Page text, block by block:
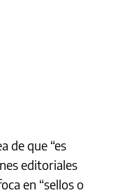
de que “es
editoriales
en “sellos o